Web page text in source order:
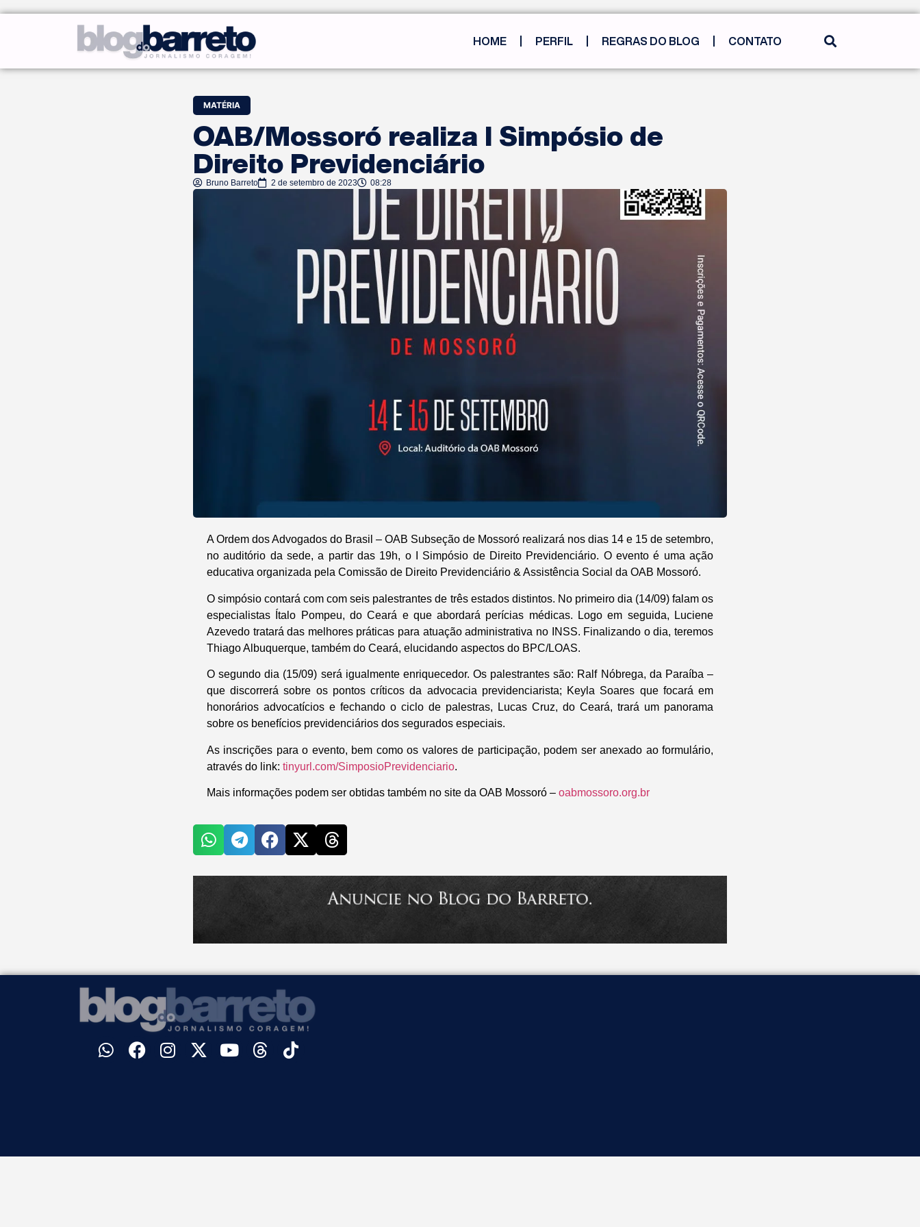
HOME PERFIL REGRAS DO BLOG CONTATO
MATÉRIA
OAB/Mossoró realiza I Simpósio de
Direito Previdenciário
Bruno Barreto 2 de setembro de 2023 08:28
A Ordem dos Advogados do Brasil – OAB Subseção de Mossoró realizará nos dias 14 e 15 de setembro,
no auditório da sede, a partir das 19h, o I Simpósio de Direito Previdenciário. O evento é uma ação
educativa organizada pela Comissão de Direito Previdenciário & Assistência Social da OAB Mossoró.
O simpósio contará com com seis palestrantes de três estados distintos. No primeiro dia (14/09) falam os
especialistas Ítalo Pompeu, do Ceará e que abordará perícias médicas. Logo em seguida, Luciene
Azevedo tratará das melhores práticas para atuação administrativa no INSS. Finalizando o dia, teremos
Thiago Albuquerque, também do Ceará, elucidando aspectos do BPC/LOAS.
O segundo dia (15/09) será igualmente enriquecedor. Os palestrantes são: Ralf Nóbrega, da Paraíba –
que discorrerá sobre os pontos críticos da advocacia previdenciarista; Keyla Soares que focará em
honorários advocatícios e fechando o ciclo de palestras, Lucas Cruz, do Ceará, trará um panorama
sobre os benefícios previdenciários dos segurados especiais.
As inscrições para o evento, bem como os valores de participação, podem ser anexado ao formulário,
através do link: tinyurl.com/SimposioPrevidenciario.
Mais informações podem ser obtidas também no site da OAB Mossoró – oabmossoro.org.br